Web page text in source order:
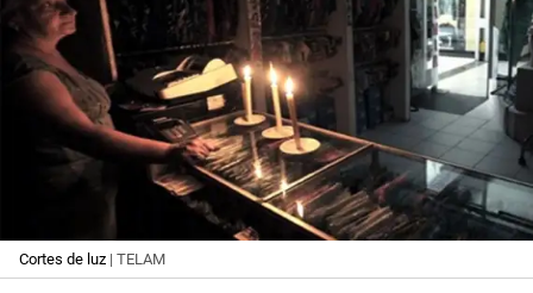
Cortes de luz | TELAM